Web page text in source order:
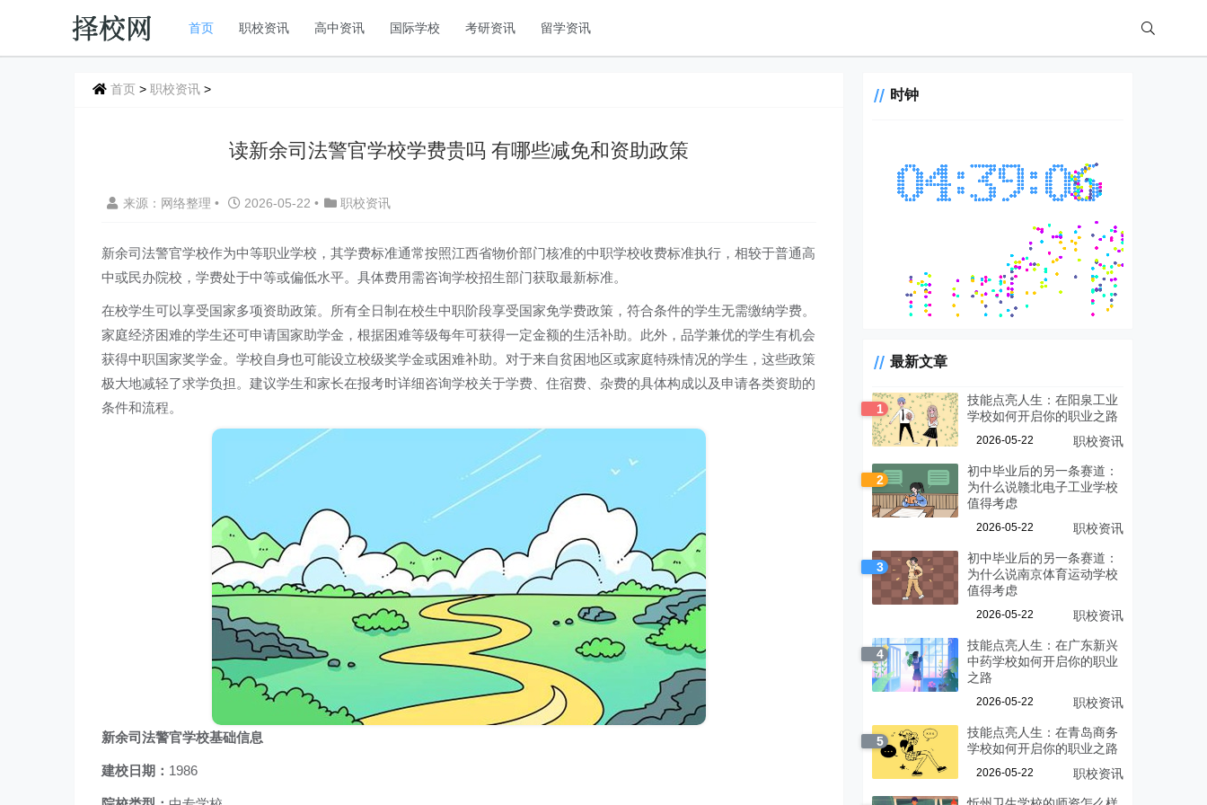
首页 职校资讯 高中资讯 国际学校 考研资讯 留学资讯
首页 > 职校资讯 >
读新余司法警官学校学费贵吗 有哪些减免和资助政策
来源：网络整理 • 2026-05-22 • 职校资讯
新余司法警官学校作为中等职业学校，其学费标准通常按照江西省物价部门核准的中职学校收费标准执行，相较于普通高
中或民办院校，学费处于中等或偏低水平。具体费用需咨询学校招生部门获取最新标准。
在校学生可以享受国家多项资助政策。所有全日制在校生中职阶段享受国家免学费政策，符合条件的学生无需缴纳学费。
家庭经济困难的学生还可申请国家助学金，根据困难等级每年可获得一定金额的生活补助。此外，品学兼优的学生有机会
获得中职国家奖学金。学校自身也可能设立校级奖学金或困难补助。对于来自贫困地区或家庭特殊情况的学生，这些政策
极大地减轻了求学负担。建议学生和家长在报考时详细咨询学校关于学费、住宿费、杂费的具体构成以及申请各类资助的
条件和流程。
新余司法警官学校基础信息
建校日期： 1986
时钟
最新文章
1
技能点亮人生：在阳泉工业
学校如何开启你的职业之路
2026-05-22 职校资讯
2
初中毕业后的另一条赛道：
为什么说赣北电子工业学校
值得考虑
2026-05-22 职校资讯
3
初中毕业后的另一条赛道：
为什么说南京体育运动学校
值得考虑
2026-05-22 职校资讯
4
技能点亮人生：在广东新兴
中药学校如何开启你的职业
之路
2026-05-22 职校资讯
5
技能点亮人生：在青岛商务
学校如何开启你的职业之路
2026-05-22 职校资讯